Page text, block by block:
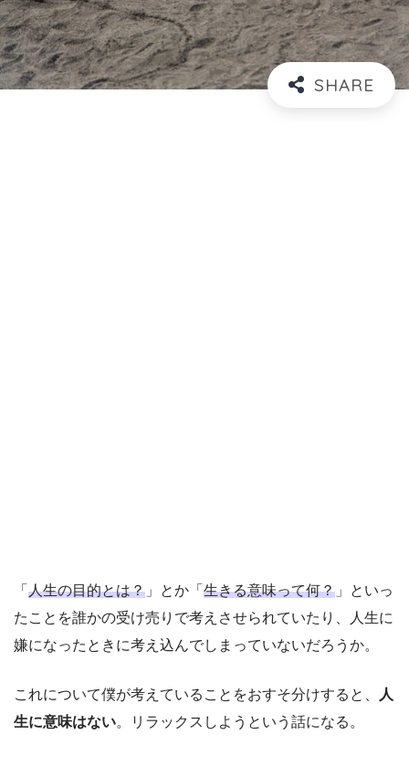
「 人生の目的とは？ 」とか「 生きる意味って何？ 」といっ
たことを誰かの受け売りで考えさせられていたり、人生に
嫌になったときに考え込んでしまっていないだろうか。
これについて僕が考えていることをおすそ分けすると、
人
生に意味はない。リラックスしようという話になる。